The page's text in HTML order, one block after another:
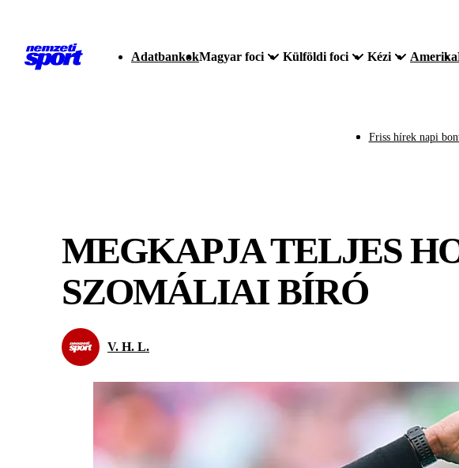
AdatbankokMagyar foci Külföldi foci Kézi Amerika
Friss hírek napi
MEGKAPJA TELJES
SZOMÁLIAI BÍRÓ
V. H. L.